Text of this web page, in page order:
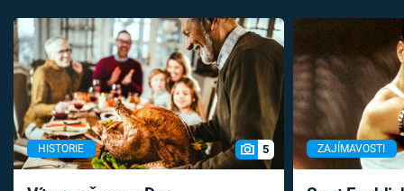
HISTORIE 5 ZAJÍMAVOSTI